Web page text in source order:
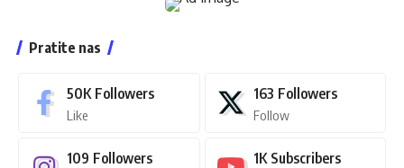
Pratite nas
50K Followers
Like
163 Followers
Follow
109 Followers 1K Subscribers